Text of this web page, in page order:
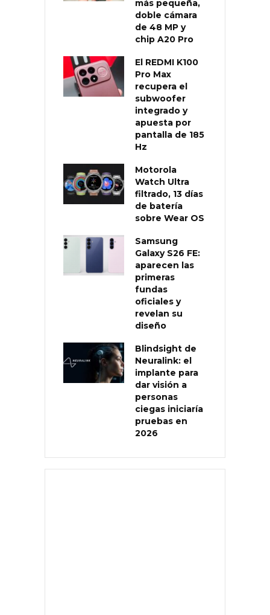
más pequeña,
doble cámara
de 48 MP y
chip A20 Pro
El REDMI K100
Pro Max
recupera el
subwoofer
integrado y
apuesta por
pantalla de 185
Hz
Motorola
Watch Ultra
filtrado, 13 días
de batería
sobre Wear OS
Samsung
Galaxy S26 FE:
aparecen las
primeras
fundas
oficiales y
revelan su
diseño
Blindsight de
Neuralink: el
implante para
dar visión a
personas
ciegas iniciaría
pruebas en
2026